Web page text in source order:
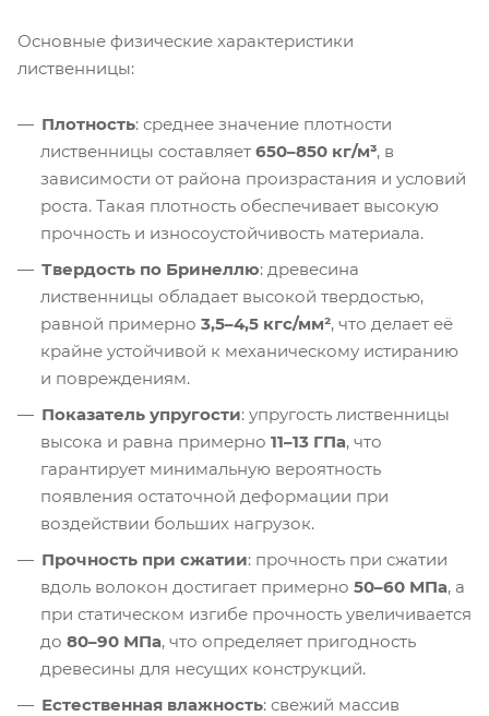
Основные физические характеристики
лиственницы:
Плотность: среднее значение плотности
лиственницы составляет 650–850 кг/м³, в
зависимости от района произрастания и условий
роста. Такая плотность обеспечивает высокую
прочность и износоустойчивость материала.
Твердость по Бринеллю: древесина
лиственницы обладает высокой твердостью,
равной примерно 3,5–4,5 кгс/мм², что делает её
крайне устойчивой к механическому истиранию
и повреждениям.
Показатель упругости: упругость лиственницы
высока и равна примерно 11–13 ГПа, что
гарантирует минимальную вероятность
появления остаточной деформации при
воздействии больших нагрузок.
Прочность при сжатии: прочность при сжатии
вдоль волокон достигает примерно 50–60 МПа, а
при статическом изгибе прочность увеличивается
до 80–90 МПа, что определяет пригодность
древесины для несущих конструкций.
Естественная влажность: свежий массив